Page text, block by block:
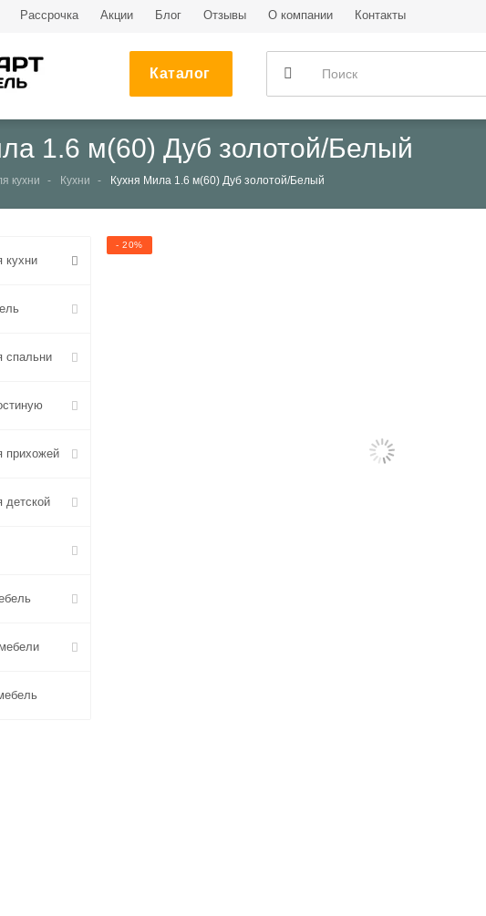
Рассрочка Акции Блог Отзывы О компании Контакты
Каталог
1.6 м(60) Дуб золотой/Белый
кухни Кухни Кухня Мила 1.6 м(60) Дуб золотой/Белый
кухни
спальни
прихожей
детской
- 20%